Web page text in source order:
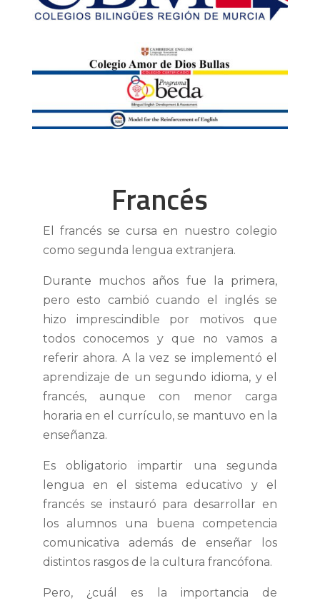
Francés
El francés se cursa en nuestro colegio
como segunda lengua extranjera.
Durante muchos años fue la primera,
pero esto cambió cuando el inglés se
hizo imprescindible por motivos que
todos conocemos y que no vamos a
referir ahora. A la vez se implementó el
aprendizaje de un segundo idioma, y el
francés, aunque con menor carga
horaria en el currículo, se mantuvo en la
enseñanza.
Es obligatorio impartir una segunda
lengua en el sistema educativo y el
francés se instauró para desarrollar en
los alumnos una buena competencia
comunicativa además de enseñar los
distintos rasgos de la cultura francófona.
Pero, ¿cuál es la importancia de